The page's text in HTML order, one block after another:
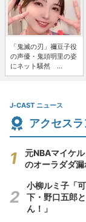
「鬼滅の刃」禰豆子役
の声優・鬼頭明里の姿
にネット騒然 ...
J-CAST ニュース
アクセス
元NBAマイケ
のオーラダダ
小柳ルミ子「
下・野口五郎
ん！」